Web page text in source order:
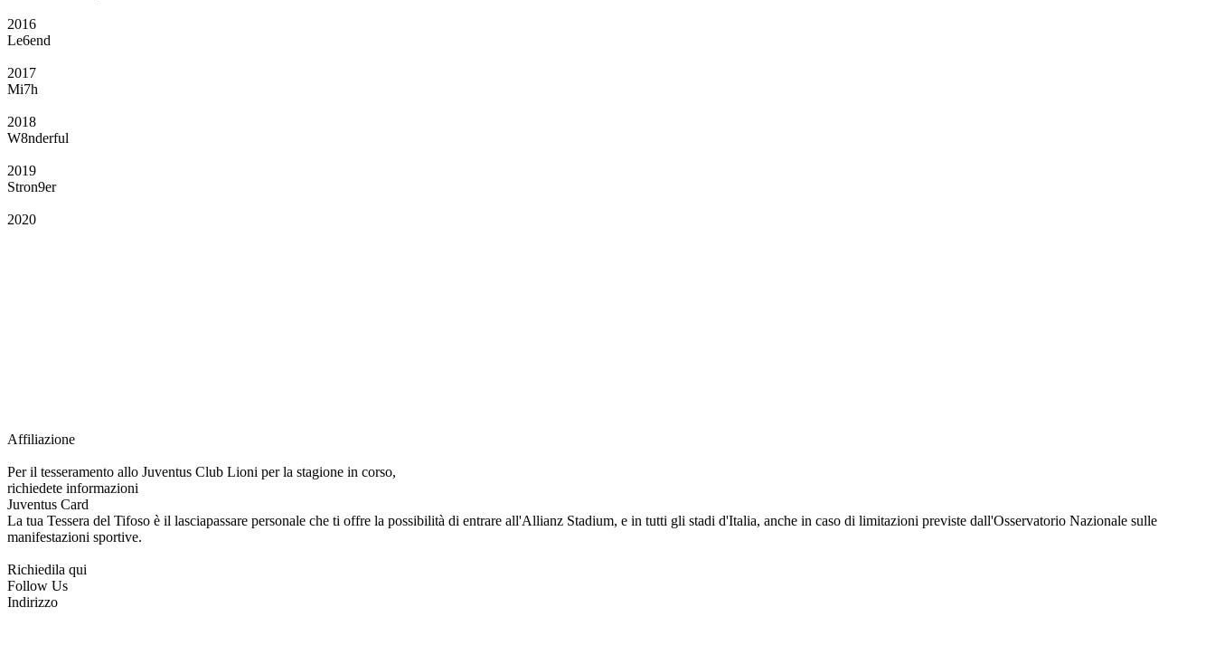
2016
Le6end
2017
Mi7h
2018
W8nderful
2019
Stron9er
2020
Affiliazione
Per il tesseramento allo Juventus Club Lioni per la stagione in corso,
richiedete informazioni
Juventus Card
La tua Tessera del Tifoso è il lasciapassare personale che ti offre la possibilità di entrare all'Allianz Stadium, e in tutti gli stadi d'Italia, anche in caso di limitazioni previste dall'Osservatorio Nazionale sulle
manifestazioni sportive.
Richiedila qui
Follow Us
Indirizzo